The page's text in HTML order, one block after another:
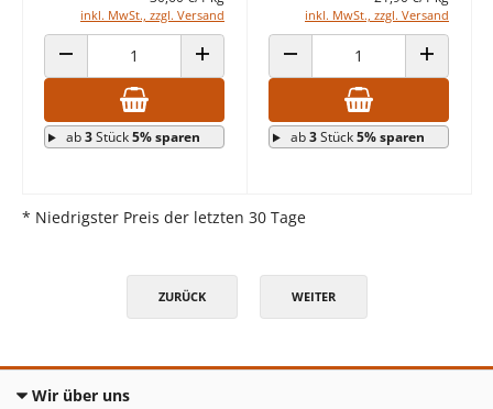
inkl. MwSt., zzgl. Versand
ANZAHL VERRINGERN ANZAHL ERHÖHEN
ab3Stück5% sparen
inkl. MwSt., zzgl. Versand
ANZAHL VERRINGERN ANZAHL
ab3Stück5% sparen
* Niedrigster Preis der letzten 30 Tage
ZURÜCK WEITER
Wir über uns